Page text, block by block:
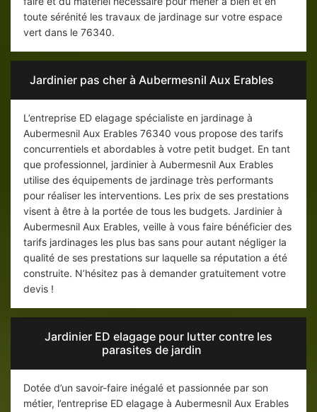
toute sérénité les travaux de jardinage sur votre espace
vert dans le 76340.
Jardinier pas cher à Aubermesnil Aux Erables
L’entreprise ED elagage spécialiste en jardinage à
Aubermesnil Aux Erables 76340 vous propose des tarifs
concurrentiels et abordables à votre petit budget. En tant
que professionnel, jardinier à Aubermesnil Aux Erables
utilise des équipements de jardinage très performants
pour réaliser les interventions. Les prix de ses prestations
visent à être à la portée de tous les budgets. Jardinier à
Aubermesnil Aux Erables, veille à vous faire bénéficier des
tarifs jardinages les plus bas sans pour autant négliger la
qualité de ses prestations sur laquelle sa réputation a été
construite. N’hésitez pas à demander gratuitement votre
devis !
Jardinier ED elagage pour lutter contre les
parasites de jardin
Dotée d’un savoir-faire inégalé et passionnée par son
métier, l’entreprise ED elagage à Aubermesnil Aux Erables